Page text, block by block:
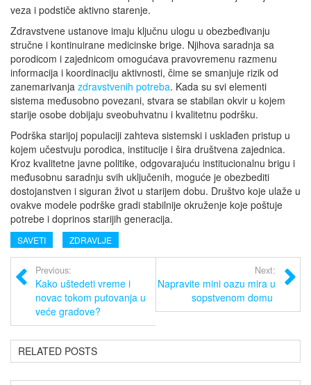
veza i podstiče aktivno starenje.
Zdravstvene ustanove imaju ključnu ulogu u obezbeđivanju
stručne i kontinuirane medicinske brige. Njihova saradnja sa
porodicom i zajednicom omogućava pravovremenu razmenu
informacija i koordinaciju aktivnosti, čime se smanjuje rizik od
zanemarivanja zdravstvenih potreba. Kada su svi elementi
sistema međusobno povezani, stvara se stabilan okvir u kojem
starije osobe dobijaju sveobuhvatnu i kvalitetnu podršku.
Podrška starijoj populaciji zahteva sistemski i usklađen pristup u
kojem učestvuju porodica, institucije i šira društvena zajednica.
Kroz kvalitetne javne politike, odgovarajuću institucionalnu brigu i
međusobnu saradnju svih uključenih, moguće je obezbediti
dostojanstven i siguran život u starijem dobu. Društvo koje ulaže u
ovakve modele podrške gradi stabilnije okruženje koje poštuje
potrebe i doprinos starijih generacija.
SAVETI ZDRAVLJE
Previous:
Kako uštedeti vreme i
novac tokom putovanja u
veće gradove?
Next:
Napravite mini oazu mira u
sopstvenom domu
RELATED POSTS